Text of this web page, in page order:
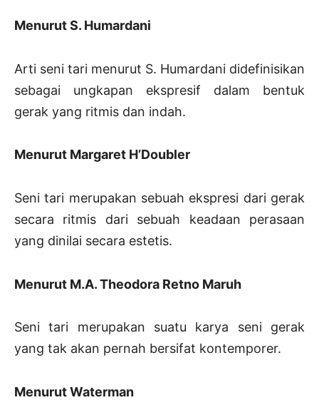
Menurut S. Humardani
Arti seni tari menurut S. Humardani didefinisikan
sebagai ungkapan ekspresif dalam bentuk
gerak yang ritmis dan indah.
Menurut Margaret H’Doubler
Seni tari merupakan sebuah ekspresi dari gerak
secara ritmis dari sebuah keadaan perasaan
yang dinilai secara estetis.
Menurut M.A. Theodora Retno Maruh
Seni tari merupakan suatu karya seni gerak
yang tak akan pernah bersifat kontemporer.
Menurut Waterman